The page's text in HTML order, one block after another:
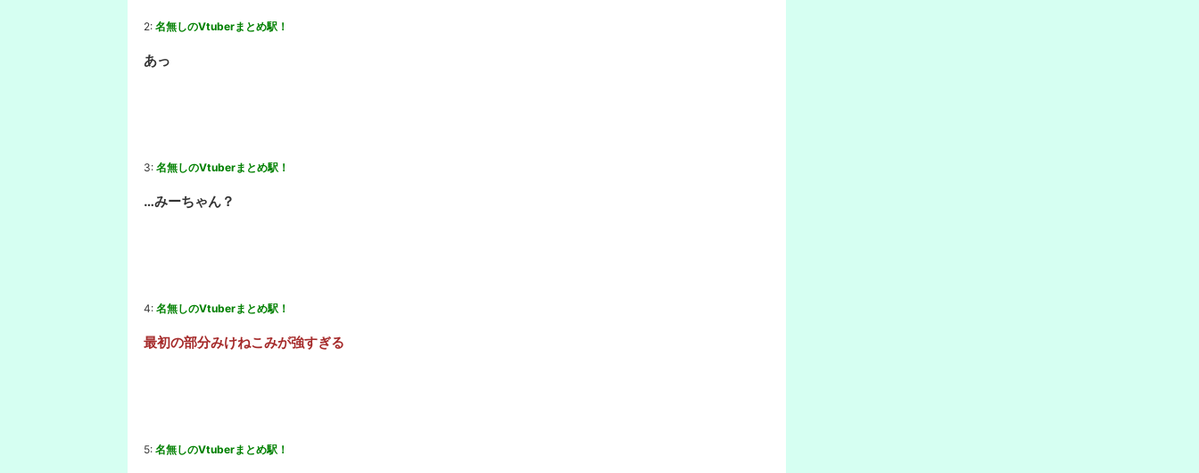
2: 名無しのVtuberまとめ駅！
あっ
3: 名無しのVtuberまとめ駅！
…みーちゃん？
4: 名無しのVtuberまとめ駅！
最初の部分みけねこみが強すぎる
5: 名無しのVtuberまとめ駅！